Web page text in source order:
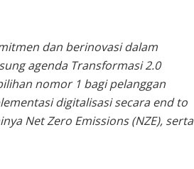
dan berinovasi dalam
agenda Transformasi 2.0
nomor 1 bagi pelanggan
digitalisasi secara end to
Net Zero Emissions (NZE), serta